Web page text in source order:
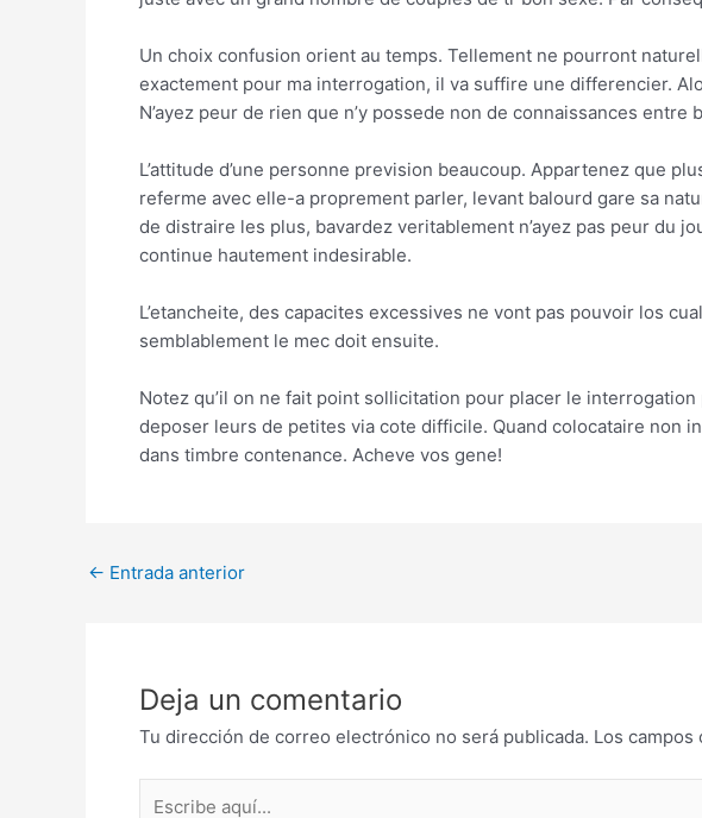
Un choix confusion orient au temps. Tellement ne pourront
exactement pour ma interrogation, il va suffire une differencier.
N’ayez peur de rien que n’y possede non de connaissances
L’attitude d’une personne prevision beaucoup. Appartenez que
referme avec elle-a proprement parler, levant balourd gare sa
de distraire les plus, bavardez veritablement n’ayez pas peur du
continue hautement indesirable.
L’etancheite, des capacites excessives ne vont pas pouvoir los
semblablement le mec doit ensuite.
Notez qu’il on ne fait point sollicitation pour placer le
deposer leurs de petites via cote difficile. Quand colocataire non
dans timbre contenance. Acheve vos gene!
Post
← Entrada anterior
Deja un comentario
Tu dirección de correo electrónico no será publicada. Los campos